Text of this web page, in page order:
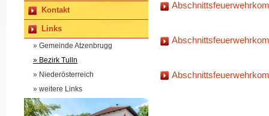
Kontakt
Links
» Gemeinde Atzenbrugg
» Bezirk Tulln
» Niederösterreich
» weitere Links